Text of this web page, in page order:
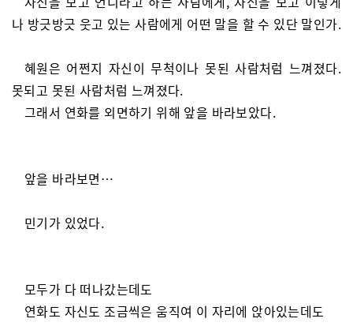
나 방긋방긋 웃고 있는 사람에게 어떤 말을 할 수 있단 말인가.
혜원은 어쩐지 자신이 무척이나 못된 사람처럼 느껴졌다.
못되고 못된 사람처럼 느껴졌다.
그래서 연화를 외면하기 위해 앞을 바라보았다.
앞을 바라보면…
민기가 있었다.
모두가 다 떠나갔는데도
연화도 자신도 조금씩은 움직여 이 자리에 앉아있는데도